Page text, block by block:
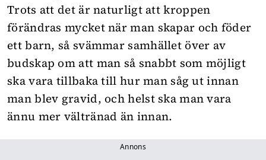
Trots att det är naturligt att kroppen
förändras mycket när man skapar och föder
ett barn, så svämmar samhället över av
budskap om att man så snabbt som möjligt
ska vara tillbaka till hur man såg ut innan
man blev gravid, och helst ska man vara
ännu mer vältränad än innan.
Annons